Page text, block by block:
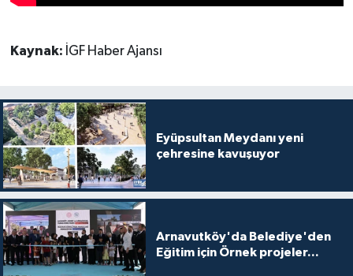
Kaynak: İGF Haber Ajansı
Eyüpsultan Meydanı yeni
çehresine kavuşuyor
Arnavutköy'da Belediye'den
Eğitim için Örnek projeler...